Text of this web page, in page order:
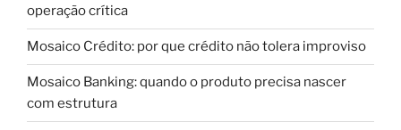
operação crítica
Mosaico Crédito: por que crédito não tolera improviso
Mosaico Banking: quando o produto precisa nascer
com estrutura